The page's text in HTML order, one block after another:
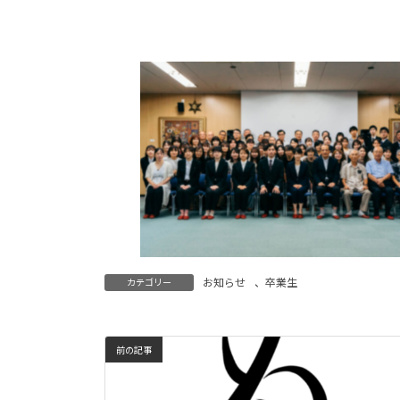
カテゴリー お知らせ 、 卒業生
前の記事